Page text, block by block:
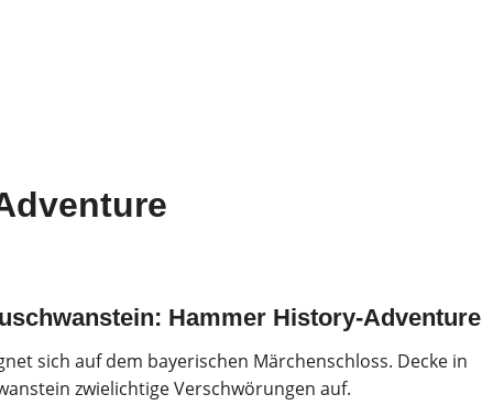
Hammer History-Adventure
sich auf dem bayerischen Märchenschloss. Decke in
zwielichtige Verschwörungen auf.